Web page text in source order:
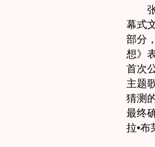
张
幕式
部分
想》
首次
主题
猜测
最终
拉•布